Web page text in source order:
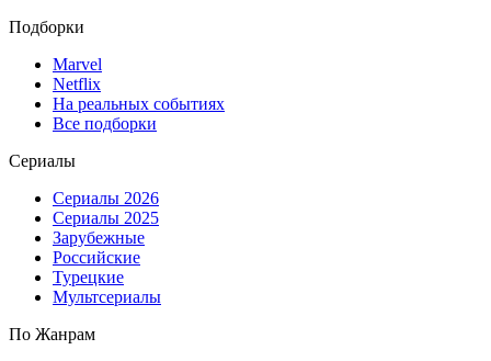
Подборки
Marvel
Netflix
На реальных событиях
Все подборки
Сериалы
Сериалы 2026
Сериалы 2025
Зарубежные
Российские
Турецкие
Мультсериалы
По Жанрам